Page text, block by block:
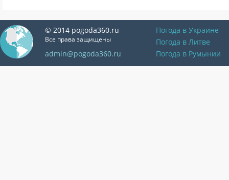
© 2014 pogoda360.ru
Все права защищены
admin@pogoda360.ru
Погода в Украине
Погода в Литве
Погода в Румынии